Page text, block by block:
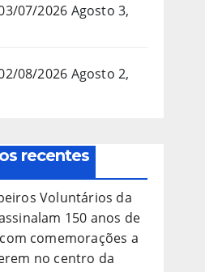
07/2026 Agosto 3,
08/2026 Agosto 2,
recentes
Voluntários da
150 anos de
comemorações a
no centro da